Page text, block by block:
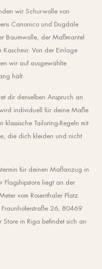
wir Schurwolle von
Canonico und Dugdale
Baumwolle, der Maßmantel
Kaschmir. Von der Einlage
wir auf ausgewählte
hält.
dir denselben Anspruch an
individuell für deine Maße
Tailoring-Regeln mit
die dich kleiden und nicht
für deinen Maßanzug in
Flagshipstore liegt an der
vom Rosenthaler Platz.
26, 80469
in Riga befindet sich an